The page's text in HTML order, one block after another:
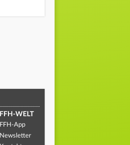
FFH-WELT
FFH-App
Newsletter